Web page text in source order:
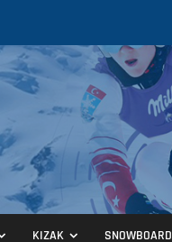
KIZAK SNOWBOARD